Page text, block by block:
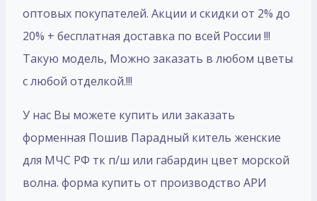
оптовых покупателей. Акции и скидки от 2% до
20% + бесплатная доставка по всей России !!!
Такую модель, Mожно заказать в любом цветы
с любой отделкой.!!!
У нас Вы можете купить или заказать
форменная Пошив Парадный китель женские
для МЧС РФ тк п/ш или габардин цвет морской
волна. форма купить от производство АРИ